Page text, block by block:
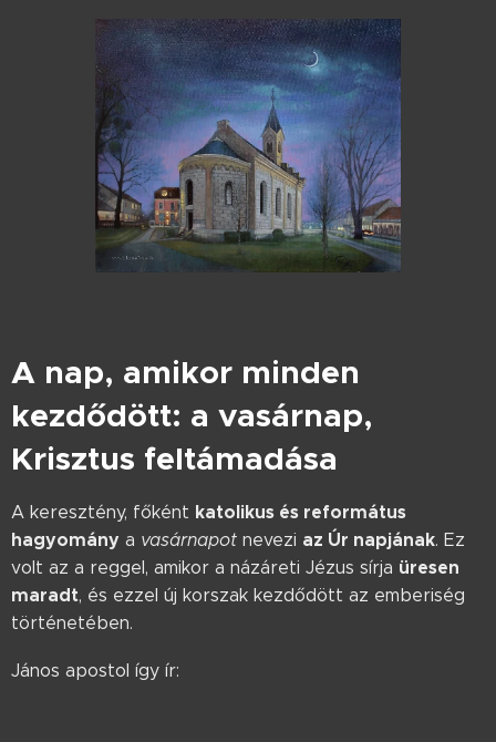
A nap, amikor minden
kezdődött: a vasárnap,
Krisztus feltámadása
A keresztény, főként katolikus és református
hagyomány a vasárnapot nevezi az Úr napjának. Ez
volt az a reggel, amikor a názáreti Jézus sírja üresen
maradt, és ezzel új korszak kezdődött az emberiség
történetében.
János apostol így ír: